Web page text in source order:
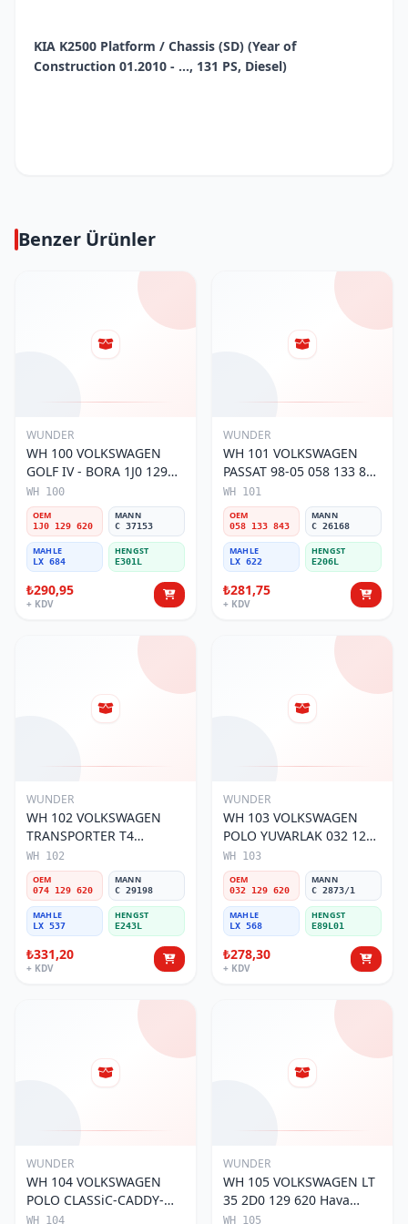
KIA K2500 Platform / Chassis (SD) (Year of
Construction 01.2010 - ..., 131 PS, Diesel)
Benzer Ürünler
WUNDER
WH 100 VOLKSWAGEN
GOLF IV - BORA 1J0 129
620 Hava Filtresi
WH 100
OEM
1J0 129 620
MANN
C 37153
MAHLE
LX 684
HENGST
E301L
₺290,95
+ KDV
WUNDER
WH 101 VOLKSWAGEN
PASSAT 98-05 058 133 843
Hava Filtresi
WH 101
OEM
058 133 843
MANN
C 26168
MAHLE
LX 622
HENGST
E206L
₺281,75
+ KDV
WUNDER
WH 102 VOLKSWAGEN
TRANSPORTER T4
(SÜNGERSiZ) 074 129 620
Hava Filtresi
WH 102
OEM
074 129 620
MANN
C 29198
MAHLE
LX 537
HENGST
E243L
₺331,20
+ KDV
WUNDER
WH 103 VOLKSWAGEN
POLO YUVARLAK 032 129
620 Hava Filtresi
WH 103
OEM
032 129 620
MANN
C 2873/1
MAHLE
LX 568
HENGST
E89L01
₺278,30
+ KDV
WUNDER
WH 104 VOLKSWAGEN
POLO CLASSiC-CADDY-
SEAT iBiZA 1L0 129 620
WH 104
WUNDER
WH 105 VOLKSWAGEN LT
35 2D0 129 620 Hava
Filtresi
WH 105